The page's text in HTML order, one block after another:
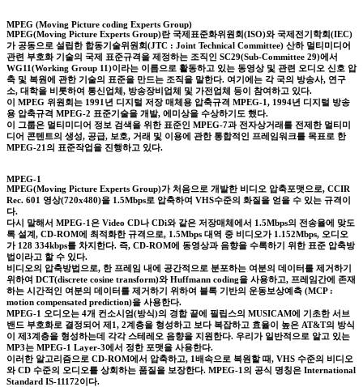
MPEG (Moving Picture coding Experts Group)
MPEG(Moving Picture Experts Group)란 국제표준화위원회(ISO)와 국제전기학회(IEC)
가 공동으로 설립한 합동기술위원회(JTC : Joint Technical Committee) 산하 멀티미디어
관련 부호화 기술의 국제 표준규격을 제정하는 조직인 SC29(Sub-Committee 29)에서
WG11(Working Group 11)이라는 이름으로 활동하고 있는 동영상 및 관련 오디오 신호 압
축 및 복원에 관한 기술의 표준을 만드는 조직을 말한다. 여기에는 각 국의 방송사, 연구
소, 대학을 비롯하여 통신업체, 방송장비업체 및 가전업체 등이 참여하고 있다.
이 MPEG 위원회는 1991년 디지털 저장 매체용 압축규격 MPEG-1, 1994년 디지털 방송
용 압축규격 MPEG-2 표준기술을 개발, 에미상을 수상하기도 했다.
이 그룹은 멀티미디어 정보 검색을 위한 표준인 MPEG-7과 전자상거래를 전제한 멀티미
디어 콘텐트의 생성, 공급, 보호, 거래 및 이용에 관한 통합적인 프레임워크를 목표로 한
MPEG-21의 표준작업을 진행하고 있다.
MPEG-1
MPEG(Moving Picture Experts Group)가 처음으로 개발한 비디오 압축포맷으로, CCIR
Rec. 601 영상(720x480)을 1.5Mbps로 압축하여 VHS수준의 화질을 얻을 수 있는 규격이
다.
다시 말해서 MPEG-1은 Video CD나 CDi와 같은 저장매체에서 1.5Mbps의 전송율에 맞도
록 설계, CD-ROM에 최적화한 규격으로, 1.5Mbps 대역 중 비디오가 1.152Mbps, 오디오
가 128 334kbps를 차지한다. 즉, CD-ROM에 동영상과 음향을 수록하기 위한 표준 압축방
법이라고 할 수 있다.
비디오의 압축방법으로, 한 프레임 내에 공간적으로 분포하는 여분의 데이터를 제거하기
위하여 DCT(discrete cosine transform)와 Huffmann coding을 사용하고, 프레임간에 존재
하는 시간적인 여분의 데이터를 제거하기 위하여 블록 기반의 운동보상예측 (MCP :
motion compensated prediction)을 사용한다.
MPEG-1 오디오는 4개 컨소시엄(방식)의 경합 끝에 필립스의 MUSICAM에 기초한 서브
밴드 부호화로 결정되어 제1, 2계층을 형성하고 보다 복잡하고 효율이 높은 AT&T의 방식
이 제3계층을 형성하는데 각각 스테레오 음향을 지원한다. 우리가 일반적으로 알고 있는
MP3는 MPEG-1 Layer-3에서 정한 포맷을 사용한다.
이러한 알고리즘으로 CD-ROM에서 압축하고, 1배속으로 복원할 때, VHS 수준의 비디오
와 CD 수준의 오디오를 상회하는 품질을 보장한다. MPEG-1의 공식 명칭은 International
Standard IS-11172이다.